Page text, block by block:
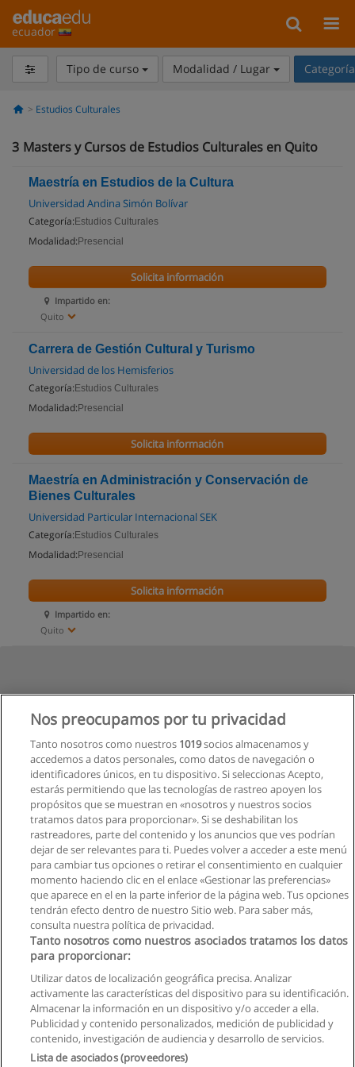
ecuador
Tipo de curso Modalidad / Lugar
Estudios Culturales
3 Masters y Cursos de Estudios Culturales en Quito
Maestría en Estudios de la Cultura
Universidad Andina Simón Bolívar
Categoría: Estudios Culturales
Modalidad: Presencial
Impartido en:
Quito
Solicita información
Carrera de Gestión Cultural y Turismo
Universidad de los Hemisferios
Categoría: Estudios Culturales
Modalidad: Presencial
Solicita información
Maestría en Administración y Conservación de
Bienes Culturales
Universidad Particular Internacional SEK
Categoría: Estudios Culturales
Modalidad: Presencial
Impartido en:
Quito
Solicita información
Reglas de uso
Privacidad de datos
Nos preocupamos por tu privacidad
Tanto nosotros como nuestros 1019socios almacenamos y
accedemos a datos personales, como datos de navegación o
identificadores únicos, en tu dispositivo. Si seleccionas Acepto,
estarás permitiendo que las tecnologías de rastreo apoyen los
propósitos que se muestran en «nosotros y nuestros socios
tratamos datos para proporcionar». Si se deshabilitan los
rastreadores, parte del contenido y los anuncios que ves podrían
dejar de ser relevantes para ti. Puedes volver a acceder a este menú
para cambiar tus opciones o retirar el consentimiento en cualquier
momento haciendo clic en el enlace «Gestionar las preferencias»
que aparece en el en la parte inferior de la página web. Tus opciones
tendrán efecto dentro de nuestro Sitio web. Para saber más,
consulta nuestra política de privacidad.
Tanto nosotros como nuestros asociados tratamos los datos
para proporcionar:
Utilizar datos de localización geográfica precisa. Analizar
activamente las características del dispositivo para su identificación.
Almacenar la información en un dispositivo y/o acceder a ella.
Publicidad y contenido personalizados, medición de publicidad y
contenido, investigación de audiencia y desarrollo de servicios.
Lista de asociados (proveedores)